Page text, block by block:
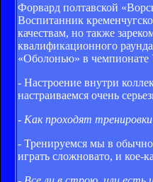
Форвард полтавской
Воспитанник
качествам, но также
квалификационного
«Оболонью» в чемпионате
- Настроение внутри
настраиваемся очень
- Как проходят тренировки
- Тренируемся мы в
играть сложновато, и кое-